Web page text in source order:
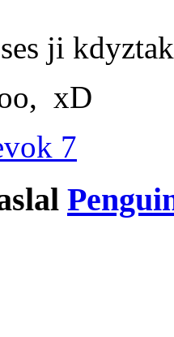
ji
xD
7